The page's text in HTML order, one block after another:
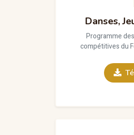
Danses,
Programme
compétitives du